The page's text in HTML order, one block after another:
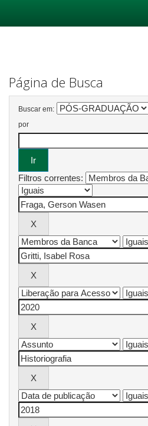
Página de Busca
Buscar em:
por
Filtros correntes: